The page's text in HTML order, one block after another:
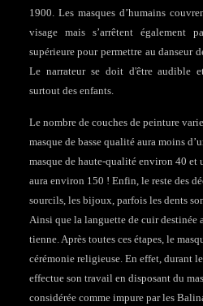
1900. Les masques d’humains
visage mais s’arrêtent également
supérieure pour permettre au danseur
Le narrateur se doit d'être audible
surtout des enfants.
Le nombre de couches de peinture
masque de basse qualité aura moins
masque de haute-qualité environ 40 et
aura environ 150 ! Enfin, le reste des
sourcils, les bijoux, parfois les dents
Ainsi que la languette de cuir destinée
tienne. Après toutes ces étapes, le
cérémonie religieuse. En effet, durant
effectue son travail en disposant du
considérée comme impure par les